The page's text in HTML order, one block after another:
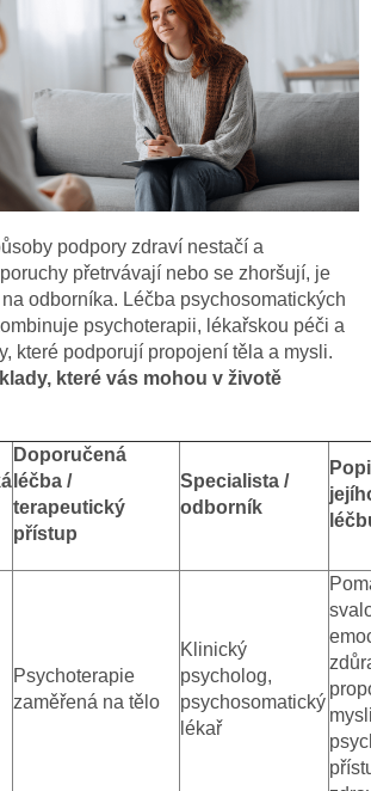
podpory zdraví nestačí a
přetrvávají nebo se zhoršují, je
odborníka. Léčba psychosomatických
psychoterapii, lékařskou péči a
které podporují propojení těla a mysli.
které vás mohou v životě
Doporučená
léčba /
terapeutický
přístup
Specialista /
odborník
Psychoterapie
zaměřená na tělo
Klinický
psycholog,
psychosomatický
lékař